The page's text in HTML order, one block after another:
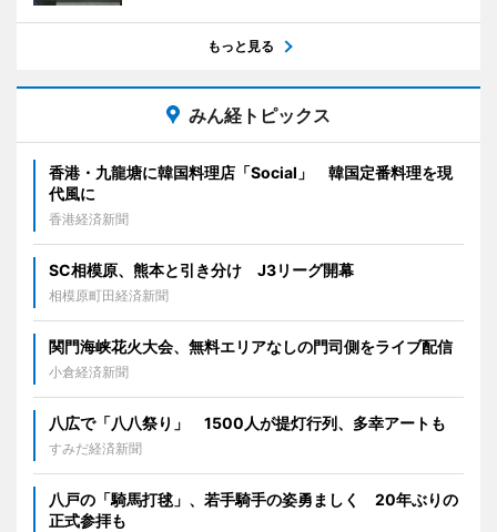
もっと見る
みん経トピックス
香港・九龍塘に韓国料理店「Social」 韓国定番料理を現
代風に
香港経済新聞
SC相模原、熊本と引き分け J3リーグ開幕
相模原町田経済新聞
関門海峡花火大会、無料エリアなしの門司側をライブ配信
小倉経済新聞
八広で「八八祭り」 1500人が提灯行列、多幸アートも
すみだ経済新聞
八戸の「騎馬打毬」、若手騎手の姿勇ましく 20年ぶりの
正式参拝も